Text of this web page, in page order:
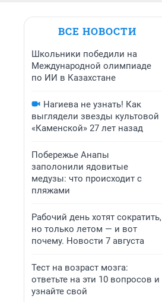
ВСЕ НОВОСТИ
Школьники победили на
Международной олимпиаде
по ИИ в Казахстане
Нагиева не узнать! Как
выглядели звезды культовой
«Каменской» 27 лет назад
Побережье Анапы
заполонили ядовитые
медузы: что происходит с
пляжами
Рабочий день хотят сократить,
но только летом — и вот
почему. Новости 7 августа
Тест на возраст мозга:
ответьте на эти 10 вопросов и
узнайте свой